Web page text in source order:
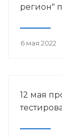
регион"
6 мая 2022
12 мая